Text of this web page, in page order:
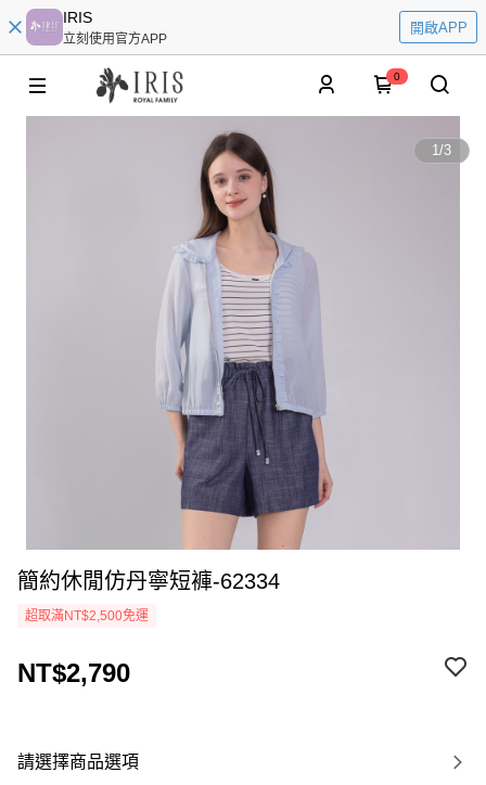
IRIS
立刻使用官方APP
開啟APP
0
1/3
簡約休閒仿丹寧短褲-62334
超取滿NT$2,500免運
NT$2,790
請選擇商品選項